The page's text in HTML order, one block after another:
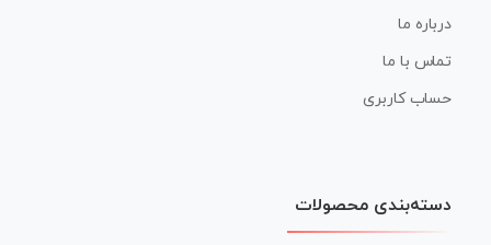
درباره ما
تماس با ما
حساب کاربری
دسته‌بندی محصولات